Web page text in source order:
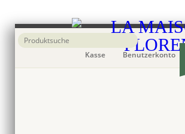
Kasse Benutzerkonto